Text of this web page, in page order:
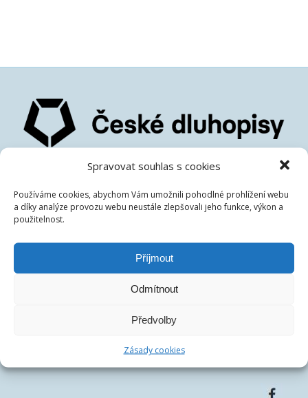
Spravovat souhlas s cookies
Používáme cookies, abychom Vám umožnili pohodlné prohlížení webu
a díky analýze provozu webu neustále zlepšovali jeho funkce, výkon a
použitelnost.
Příjmout
Odmítnout
Předvolby
Zásady cookies
České dluhopisové tržiště s.r.o.
DIČ:CZ07486278
Centrála společnosti:
Francouzská 75/4, 12000 Praha